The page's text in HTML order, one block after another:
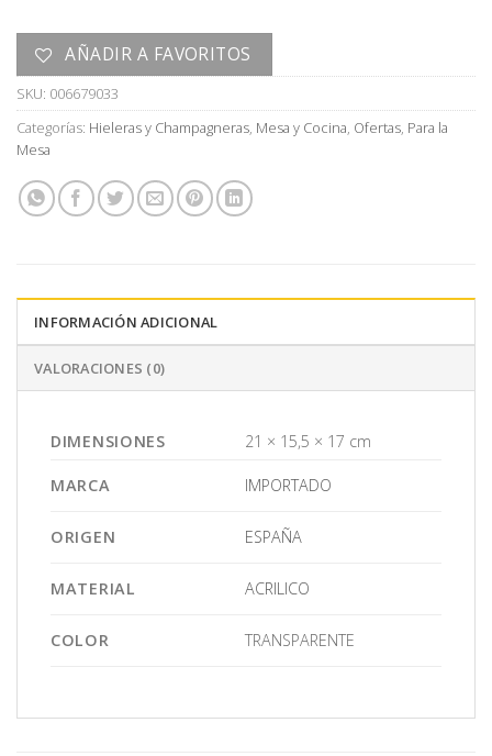
AÑADIR A FAVORITOS
SKU: 006679033
Categorías: Hieleras y Champagneras, Mesa y Cocina, Ofertas, Para la
Mesa
INFORMACIÓN ADICIONAL
VALORACIONES (0)
DIMENSIONES 21 × 15,5 × 17 cm
MARCA IMPORTADO
ORIGEN ESPAÑA
MATERIAL ACRILICO
COLOR TRANSPARENTE